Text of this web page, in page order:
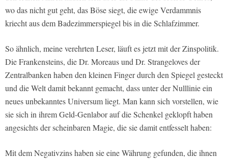
wo das nicht gut geht, das Böse siegt, die ewige Verdammnis
kriecht aus dem Badezimmerspiegel bis in die Schlafzimmer.
So ähnlich, meine verehrten Leser, läuft es jetzt mit der Zinspolitik.
Die Frankensteins, die Dr. Moreaus und Dr. Strangeloves der
Zentralbanken haben den kleinen Finger durch den Spiegel gesteckt
und die Welt damit bekannt gemacht, dass unter der Nulllinie ein
neues unbekanntes Universum liegt. Man kann sich vorstellen, wie
sie sich in ihrem Geld-Genlabor auf die Schenkel geklopft haben
angesichts der scheinbaren Magie, die sie damit entfesselt haben:
Mit dem Negativzins haben sie eine Währung gefunden, die ihnen